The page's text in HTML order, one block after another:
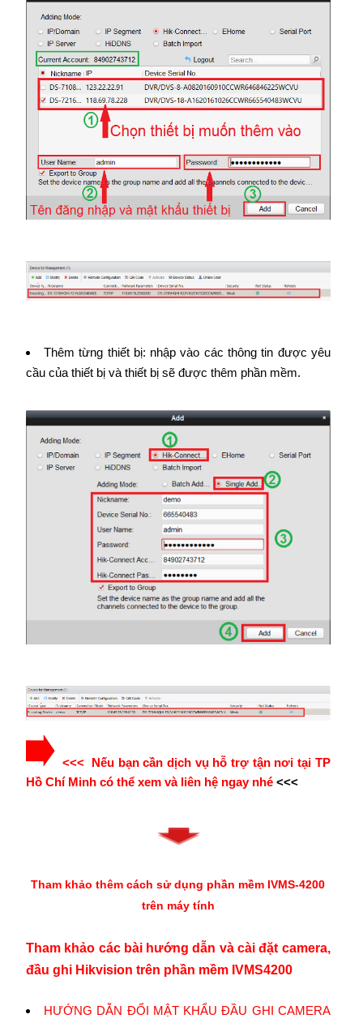
Thêm từng thiết bị: nhập vào các thông tin được yêu
cầu của thiết bị và thiết bị sẽ được thêm phần mềm.
<<< Nếu bạn cần dịch vụ hỗ trợ tận nơi tại TP
Hồ Chí Minh có thể xem và liên hệ ngay nhé<<<
Tham khảo thêmcách sử dụng phần mềm IVMS-4200
trên máy tính
Tham khảo các bài hướng dẫn và cài đặt camera,
đầu ghi Hikvision trên phần mềm IVMS4200
HƯỚNG DẪN ĐỔI MẬT KHẨU ĐẦU GHI CAMERA